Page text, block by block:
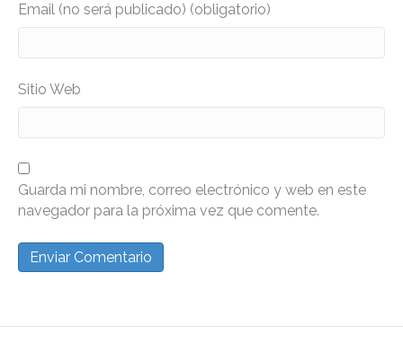
Email (no será publicado) (obligatorio)
Sitio Web
Guarda mi nombre, correo electrónico y web en este
navegador para la próxima vez que comente.